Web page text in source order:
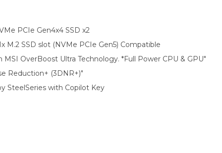
PCIe Gen4x4 SSD x2
M.2 SSD slot (NVMe PCIe Gen5) Compatible
OverBoost Ultra Technology. *Full Power CPU & GPU"
Reduction+ (3DNR+)"
SteelSeries with Copilot Key